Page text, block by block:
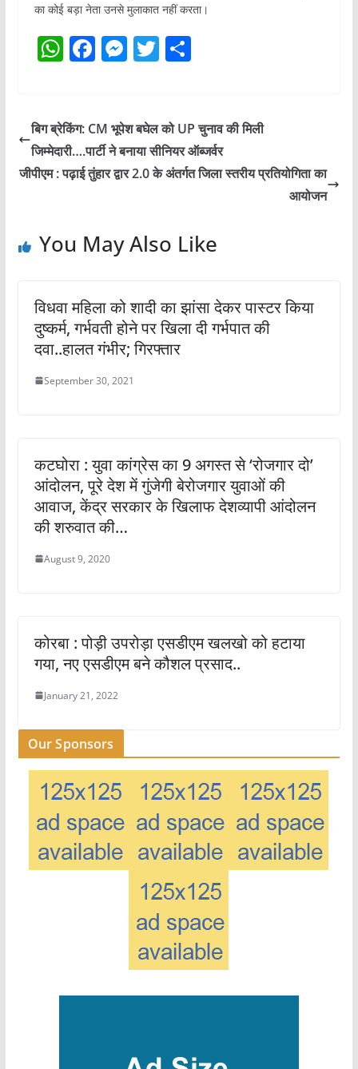
का कोई बड़ा नेता उनसे मुलाकात नहीं करता।
W
h
s
A
p
F
a
e
b
o
M
e
e
n
g
T
w
er
S
e
बिग ब्रेकिंग: CM भूपेश बघेल को UP चुनाव की मिली
जिम्मेदारी….पार्टी ने बनाया सीनियर ऑब्जर्वर
जीपीएम : पढ़ाई तुंहार द्वार 2.0 के अंतर्गत जिला स्तरीय प्रतियोगिता का
आयोजन
You May Also Like
विधवा महिला को शादी का झांसा देकर पास्टर किया
दुष्कर्म, गर्भवती होने पर खिला दी गर्भपात की
दवा..हालत गंभीर; गिरफ्तार
September 30, 2021
कटघोरा : युवा कांग्रेस का 9 अगस्त से ‘रोजगार दो’
आंदोलन, पूरे देश में गुंजेगी बेरोजगार युवाओं की
आवाज, केंद्र सरकार के खिलाफ देशव्यापी आंदोलन
की शरुवात की…
August 9, 2020
कोरबा : पोड़ी उपरोड़ा एसडीएम खलखो को हटाया
गया, नए एसडीएम बने कौशल प्रसाद..
January 21, 2022
Our Sponsors